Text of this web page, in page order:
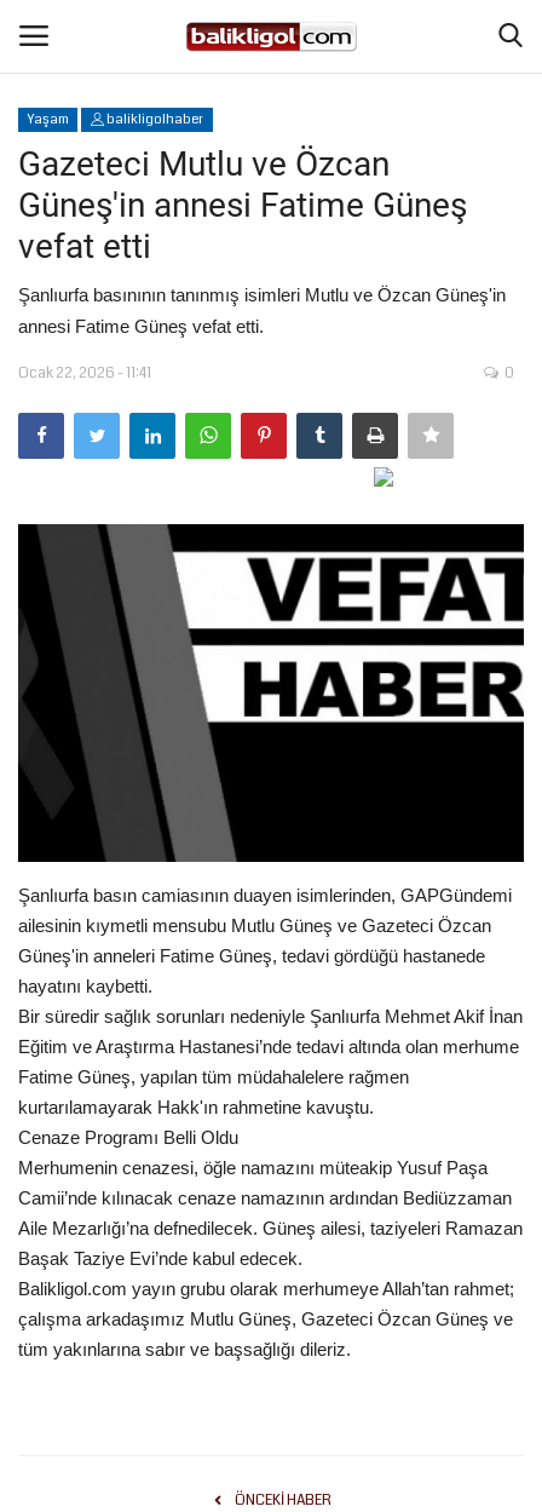
Giriş Yap Kaydol
Anasayfa
Magazin
Eğitim
Spor
Gündem
Tekno Bilim
Ekonomi
Siyaset
Yaşam
Künye
Sağlık
İletişim
Kültür Sanat
Yaşam balikligolhaber
Gazeteci Mutlu ve Özcan
Güneş'in annesi Fatime Güneş
vefat etti
Şanlıurfa basınının tanınmış isimleri Mutlu ve Özcan Güneş'in
annesi Fatime Güneş vefat etti.
Ocak 22, 2026 - 11:41 0
Şanlıurfa basın camiasının duayen isimlerinden, GAPGündemi
ailesinin kıymetli mensubu Mutlu Güneş ve Gazeteci Özcan
Güneş'in anneleri Fatime Güneş, tedavi gördüğü hastanede
hayatını kaybetti.
Bir süredir sağlık sorunları nedeniyle Şanlıurfa Mehmet Akif İnan
Eğitim ve Araştırma Hastanesi’nde tedavi altında olan merhume
Fatime Güneş, yapılan tüm müdahalelere rağmen
kurtarılamayarak Hakk'ın rahmetine kavuştu.
Cenaze Programı Belli Oldu
Merhumenin cenazesi, öğle namazını müteakip Yusuf Paşa
Camii’nde kılınacak cenaze namazının ardından Bediüzzaman
Aile Mezarlığı’na defnedilecek. Güneş ailesi, taziyeleri Ramazan
Başak Taziye Evi’nde kabul edecek.
Balikligol.com yayın grubu olarak merhumeye Allah’tan rahmet;
çalışma arkadaşımız Mutlu Güneş, Gazeteci Özcan Güneş ve
tüm yakınlarına sabır ve başsağlığı dileriz.
ÖNCEKI HABER